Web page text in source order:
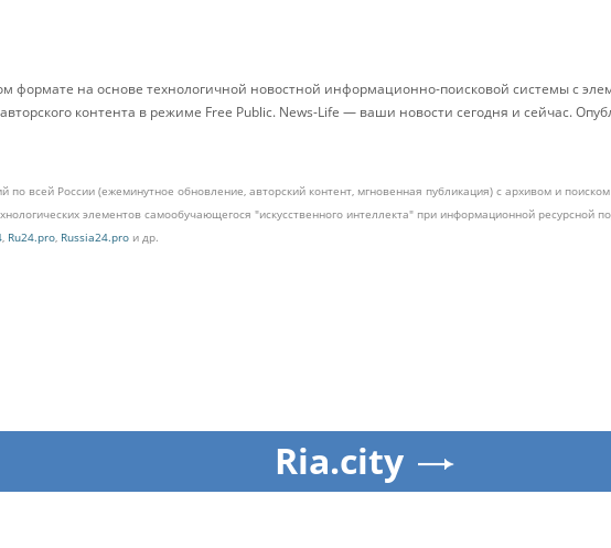
формате на основе технологичной новостной информационно-поисковой системы с
контента в режиме Free Public. News-Life — ваши новости сегодня и сейчас.
всей России (ежеминутное обновление, авторский контент, мгновенная публикация) с архивом и
элементов самообучающегося "искусственного интеллекта" при информационной ресурсной
, Ru24.pro, Russia24.pro и др.
Ria.city